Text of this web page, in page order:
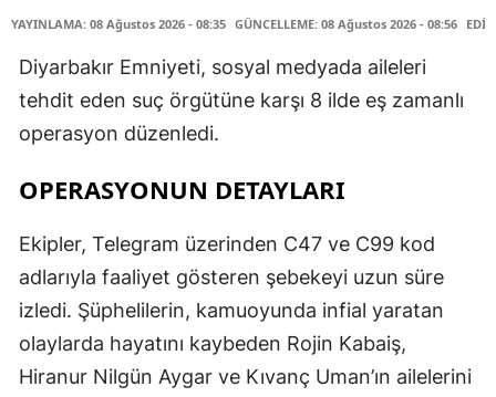
YAYINLAMA: 08 Ağustos 2026 - 08:35 GÜNCELLEME: 08 Ağustos 2026 - 08:56
Diyarbakır Emniyeti, sosyal medyada aileleri
tehdit eden suç örgütüne karşı 8 ilde eş zamanlı
operasyon düzenledi.
OPERASYONUN DETAYLARI
Ekipler, Telegram üzerinden C47 ve C99 kod
adlarıyla faaliyet gösteren şebekeyi uzun süre
izledi. Şüphelilerin, kamuoyunda infial yaratan
olaylarda hayatını kaybeden Rojin Kabaiş,
Hiranur Nilgün Aygar ve Kıvanç Uman’ın ailelerini